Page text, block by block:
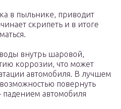
в пыльнике, приводит
скрипеть и в итоге
внутрь шаровой,
коррозии, что может
автомобиля. В лучшем
повернуть
автомобиля